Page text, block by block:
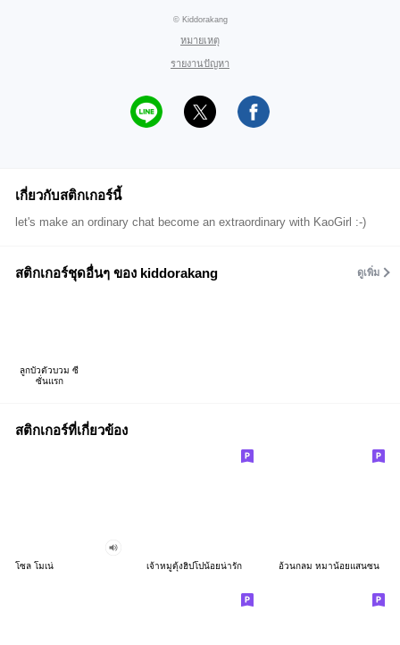
© Kiddorakang
หมายเหตุ
รายงานปัญหา
เกี่ยวกับสติกเกอร์นี้
let's make an ordinary chat become an extraordinary with KaoGirl :-)
สติกเกอร์ชุดอื่นๆ ของ kiddorakang ดูเพิ่ม
ลูกบัวตัวบวม ซี
ซั่นแรก
สติกเกอร์ที่เกี่ยวข้อง
โซล โมเน่ เจ้าหมูดุ้งฮิปโปน้อยน่ารัก อ้วนกลม หมาน้อยแสนซน